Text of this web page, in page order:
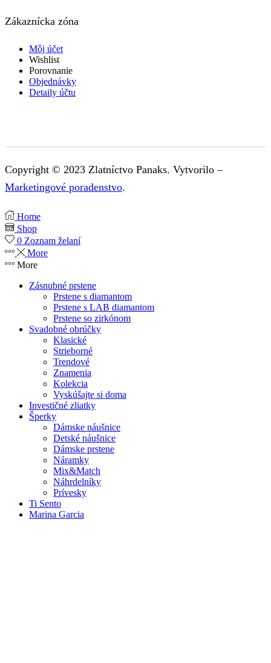
Zákaznícka zóna
Môj účet
Wishlist
Porovnanie
Objednávky
Detaily účtu
Copyright © 2023 Zlatníctvo Panaks. Vytvorilo –
Marketingové poradenstvo.
Home
Shop
0 Zoznam želaní
More
More
Zásnubné prstene
Prstene s diamantom
Prstene s LAB diamantom
Prstene so zirkónom
Svadobné obrúčky
Klasické
Strieborné
Trendové
Znamenia
Kolekcia
Vyskúšajte si doma
Investičné zliatky
Šperky
Dámske náušnice
Detské náušnice
Dámske prstene
Náramky
Mix&Match
Náhrdelníky
Prívesky
Ti Sento
Marina Garcia